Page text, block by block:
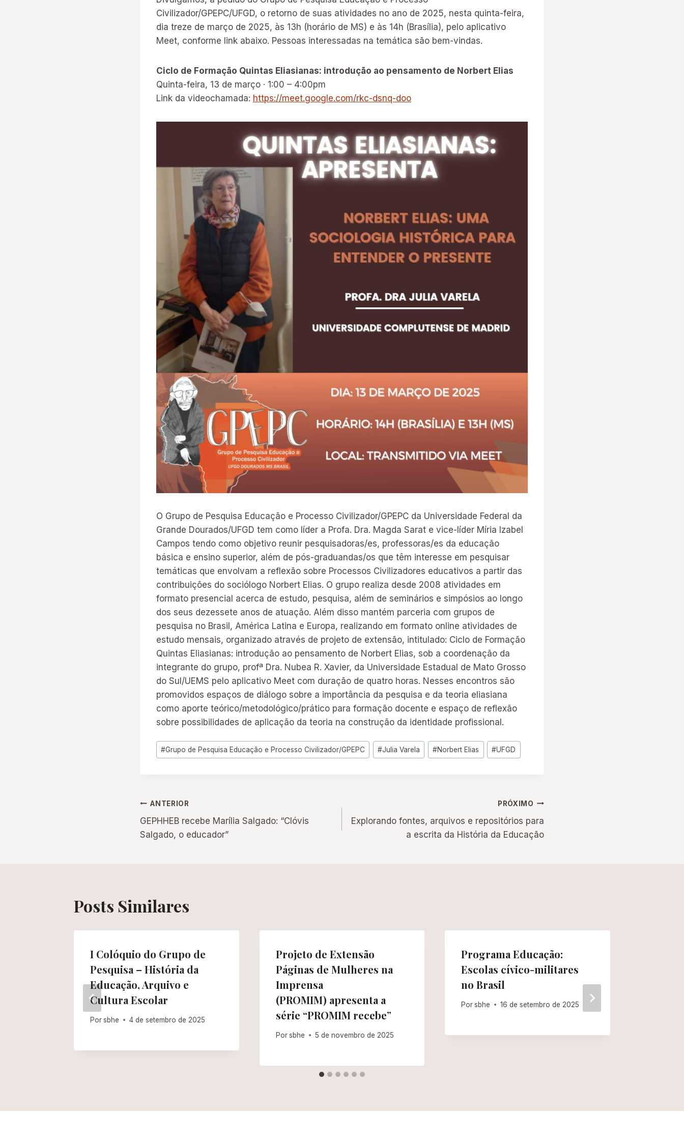
Civilizador/GPEPC/UFGD, o retorno de suas atividades no ano de 2025, nesta quinta-feira,
dia treze de março de 2025, às 13h (horário de MS) e às 14h (Brasília), pelo aplicativo
Meet, conforme link abaixo. Pessoas interessadas na temática são bem-vindas.
Ciclo de Formação Quintas Eliasianas: introdução ao pensamento de Norbert Elias
Quinta-feira, 13 de março · 1:00 – 4:00pm
Link da videochamada: https://meet.google.com/rkc-dsnq-doo
O Grupo de Pesquisa Educação e Processo Civilizador/GPEPC da Universidade Federal da
Grande Dourados/UFGD tem como líder a Profa. Dra. Magda Sarat e vice-líder Míria Izabel
Campos tendo como objetivo reunir pesquisadoras/es, professoras/es da educação
básica e ensino superior, além de pós-graduandas/os que têm interesse em pesquisar
temáticas que envolvam a reflexão sobre Processos Civilizadores educativos a partir das
contribuições do sociólogo Norbert Elias. O grupo realiza desde 2008 atividades em
formato presencial acerca de estudo, pesquisa, além de seminários e simpósios ao longo
dos seus dezessete anos de atuação. Além disso mantém parceria com grupos de
pesquisa no Brasil, América Latina e Europa, realizando em formato online atividades de
estudo mensais, organizado através de projeto de extensão, intitulado: Ciclo de Formação
Quintas Eliasianas: introdução ao pensamento de Norbert Elias, sob a coordenação da
integrante do grupo, profª Dra. Nubea R. Xavier, da Universidade Estadual de Mato Grosso
do Sul/UEMS pelo aplicativo Meet com duração de quatro horas. Nesses encontros são
promovidos espaços de diálogo sobre a importância da pesquisa e da teoria eliasiana
como aporte teórico/metodológico/prático para formação docente e espaço de reflexão
sobre possibilidades de aplicação da teoria na construção da identidade profissional.
Tags
do
#Grupo de Pesquisa Educação e Processo Civilizador/GPEPC #Julia Varela #Norbert Elias #UFGD
Navegação
de
ANTERIOR
GEPHHEB recebe Marília Salgado: “Clóvis
Salgado, o educador”
PRÓXIMO
Explorando fontes, arquivos e repositórios para
a escrita da História da Educação
Posts Similares
I Colóquio do Grupo de
Pesquisa – História da
Educação, Arquivo e
Cultura Escolar
Porsbhe 4 de setembro de 2025
Projeto de Extensão
Páginas de Mulheres na
Imprensa
(PROMIM) apresenta a
série “PROMIM recebe”
Por sbhe 5 de novembro de 2025
Programa Educação:
Escolas cívico-militares
no Brasil
Por sbhe 16 de setembro de 2025